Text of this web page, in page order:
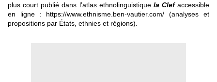
plus court publié dans l’atlas ethnolinguistique la Clefaccessible
en ligne : https://www.ethnisme.ben-vautier.com/ (analyses et
propositions par États, ethnies et régions).